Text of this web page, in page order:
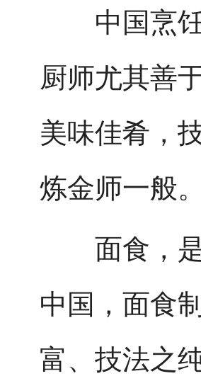
中国烹饪
厨师尤其善
美味佳肴，
炼金师一般
面食，是
中国，面食
富、技法之